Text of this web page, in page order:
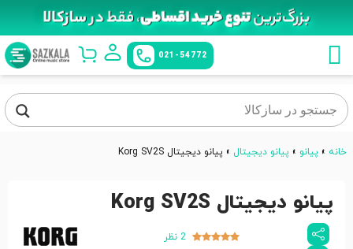
021-54772
خانه » پیانو » پیانو دیجیتال » پیانو دیجیتال Korg SV2S
پیانو دیجیتال Korg SV2S
2 نظر